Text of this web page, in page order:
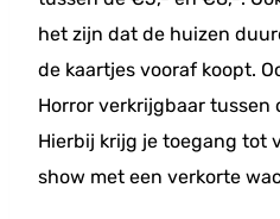
het zijn dat de huizen
de kaartjes vooraf koopt.
Horror verkrijgbaar tussen
Hierbij krijg je toegang tot
show met een verkorte